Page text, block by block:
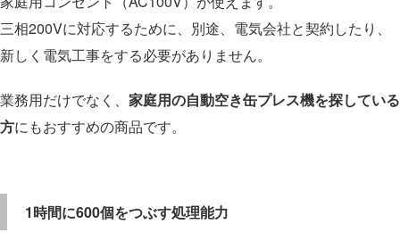
三相200Vに対応するために、別途、電気会社と契約したり、
新しく電気工事をする必要がありません。
業務用だけでなく、 家庭用の自動空き缶プレス機を探している
方にもおすすめの商品です。
1時間に600個をつぶす処理能力